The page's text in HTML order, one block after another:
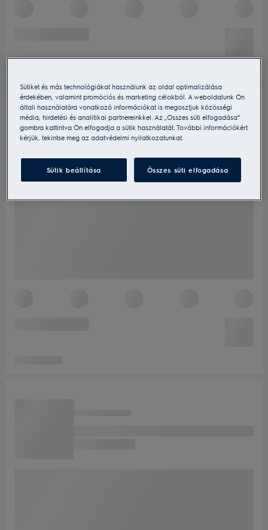
Sütiket és más technológiákat használunk az oldal optimalizálása
érdekében, valamint promóciós és marketing célokból. A weboldalunk Ön
általi használatára vonatkozó információkat is megosztjuk közösségi
média, hirdetési és analitikai partnereinkkel. Az „Összes süti elfogadása”
gombra kattintva Ön elfogadja a sütik használatát. További információkért
kérjük, tekintse meg az adatvédelmi nyilatkozatunkat.
Sütik beállítása Összes süti elfogadása